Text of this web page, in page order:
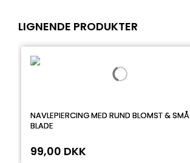
LIGNENDE PRODUKTER
NAVLEPIERCING MED RUND BLOMST & SMÅ
BLADE
99,00 DKK